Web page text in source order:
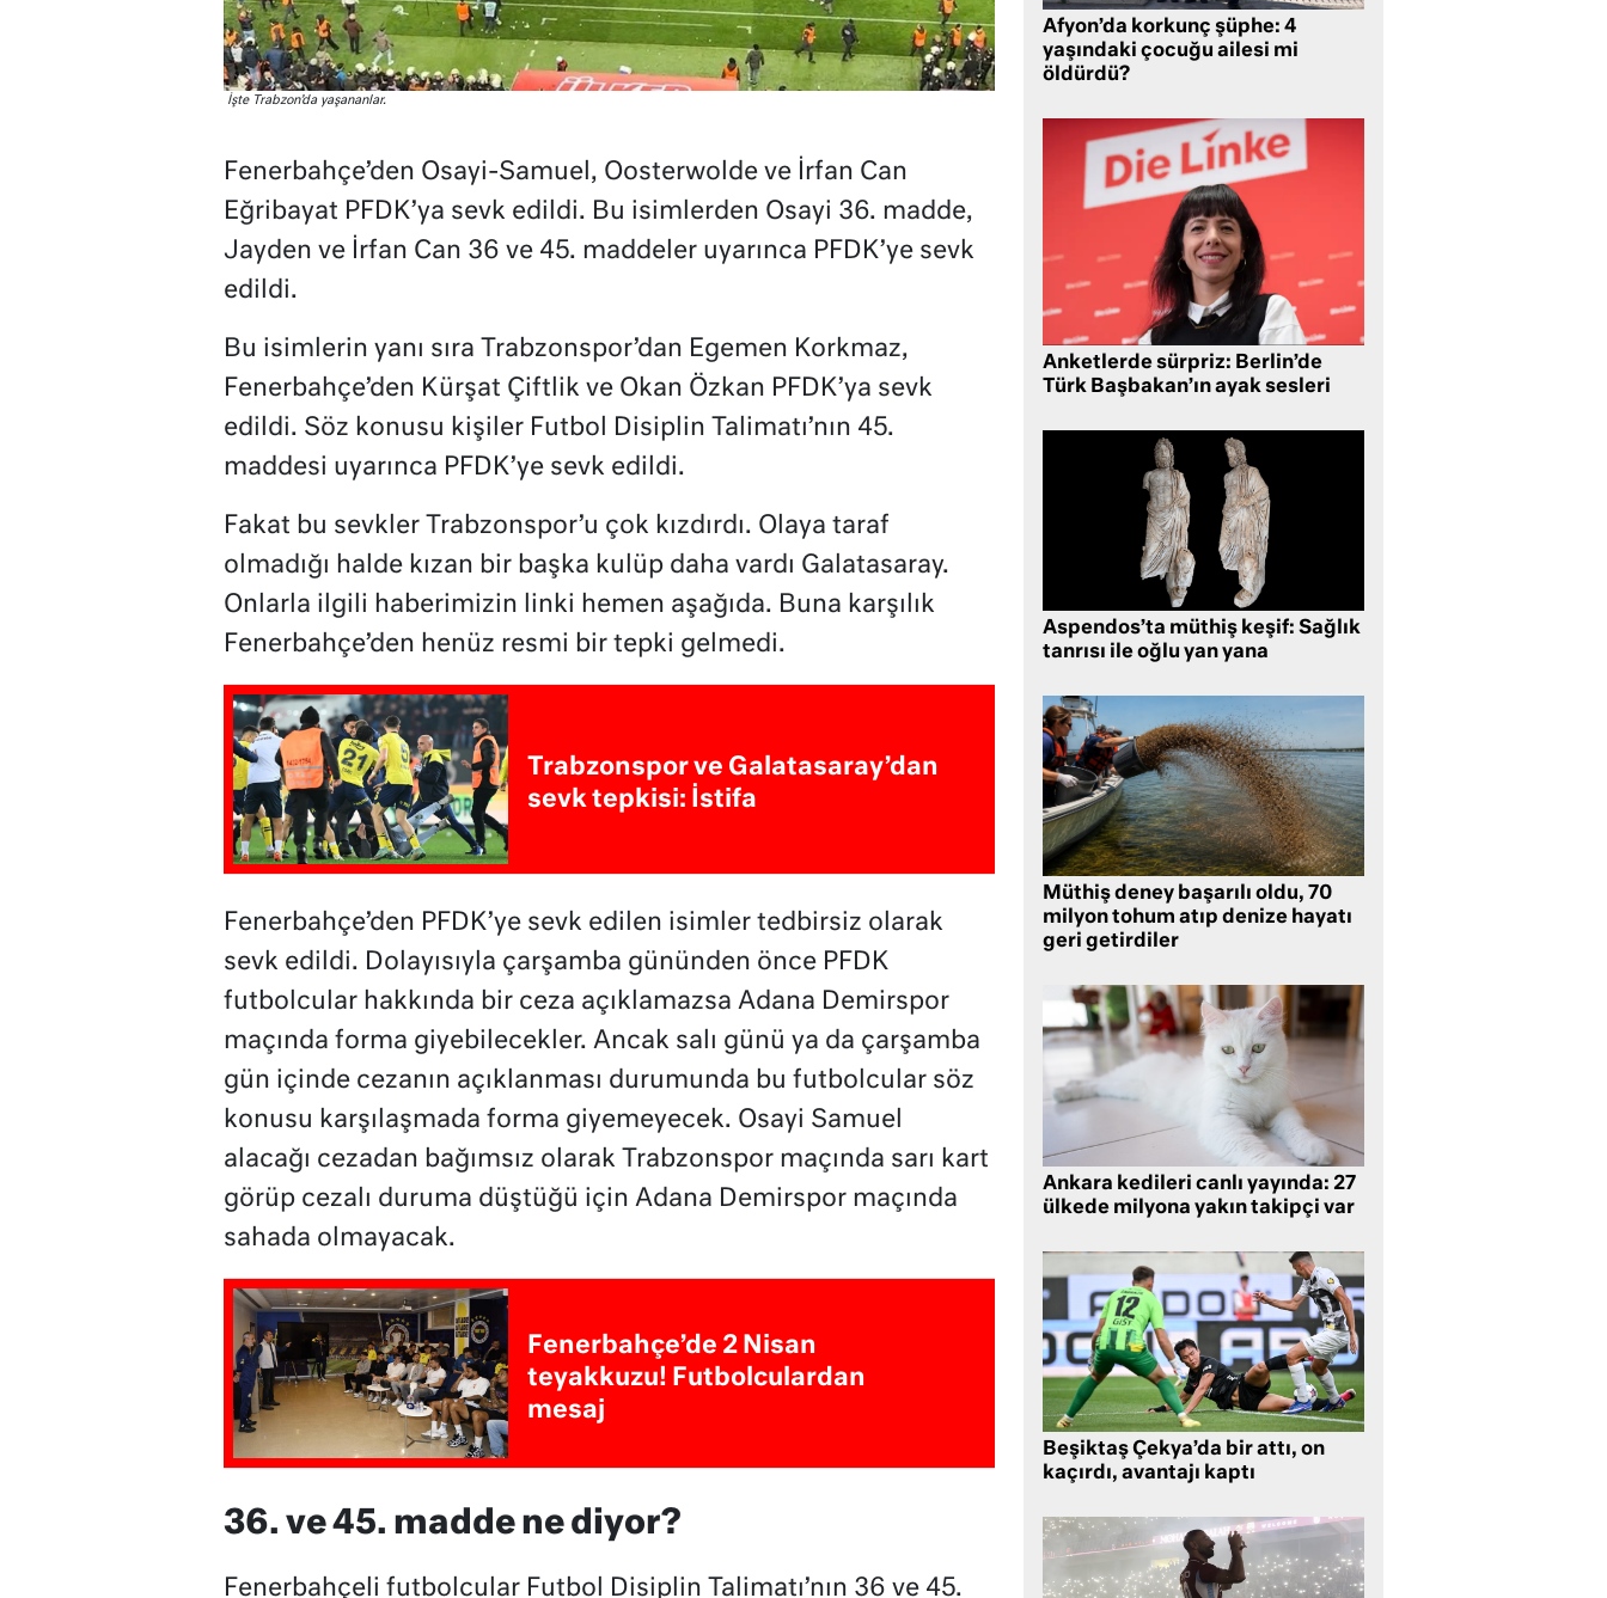
İşte Trabzon’da yaşananlar.
Fenerbahçe’den Osayi-Samuel, Oosterwolde ve İrfan Can
Eğribayat PFDK’ya sevk edildi. Bu isimlerden Osayi 36. madde,
Jayden ve İrfan Can 36 ve 45. maddeler uyarınca PFDK’ye sevk
edildi.
Bu isimlerin yanı sıra Trabzonspor’dan Egemen Korkmaz,
Fenerbahçe’den Kürşat Çiftlik ve Okan Özkan PFDK’ya sevk
edildi. Söz konusu kişiler Futbol Disiplin Talimatı’nın 45.
maddesi uyarınca PFDK’ye sevk edildi.
Fakat bu sevkler Trabzonspor’u çok kızdırdı. Olaya taraf
olmadığı halde kızan bir başka kulüp daha vardı Galatasaray.
Onlarla ilgili haberimizin linki hemen aşağıda. Buna karşılık
Fenerbahçe’den henüz resmi bir tepki gelmedi.
Trabzonspor ve Galatasaray’dan
sevk tepkisi: İstifa
Fenerbahçe’den PFDK’ye sevk edilen isimler tedbirsiz olarak
sevk edildi. Dolayısıyla çarşamba gününden önce PFDK
futbolcular hakkında bir ceza açıklamazsa Adana Demirspor
maçında forma giyebilecekler. Ancak salı günü ya da çarşamba
gün içinde cezanın açıklanması durumunda bu futbolcular söz
konusu karşılaşmada forma giyemeyecek. Osayi Samuel
alacağı cezadan bağımsız olarak Trabzonspor maçında sarı kart
görüp cezalı duruma düştüğü için Adana Demirspor maçında
sahada olmayacak.
Fenerbahçe’de 2 Nisan
teyakkuzu! Futbolculardan
mesaj
36. ve 45. madde ne diyor?
Fenerbahçeli futbolcular Futbol Disiplin Talimatı’nın 36 ve 45.
Afyon’da korkunç şüphe: 4
yaşındaki çocuğu ailesi mi
öldürdü?
Anketlerde sürpriz: Berlin’de
Türk Başbakan’ın ayak sesleri
Aspendos’ta müthiş keşif: Sağlık
tanrısı ile oğlu yan yana
Müthiş deney başarılı oldu, 70
milyon tohum atıp denize hayatı
geri getirdiler
Ankara kedileri canlı yayında: 27
ülkede milyona yakın takipçi var
Beşiktaş Çekya’da bir attı, on
kaçırdı, avantajı kaptı